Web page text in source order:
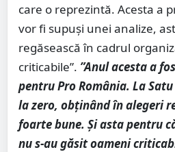
care o reprezintă. Acesta a
vor fi supuși unei analize,
regăsească în cadrul
criticabile”. ”Anul acesta a
pentru Pro România. La
la zero, obținând în alegeri
foarte bune. Și asta pentru
nu s-au găsit oameni